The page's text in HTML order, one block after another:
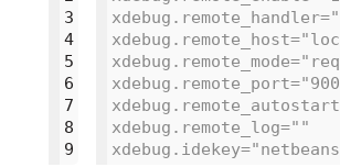
3
4
5
6
7
8
9
xdebug.remote_log=""